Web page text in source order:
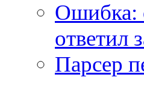
Ошибка:
ответил
Парсер